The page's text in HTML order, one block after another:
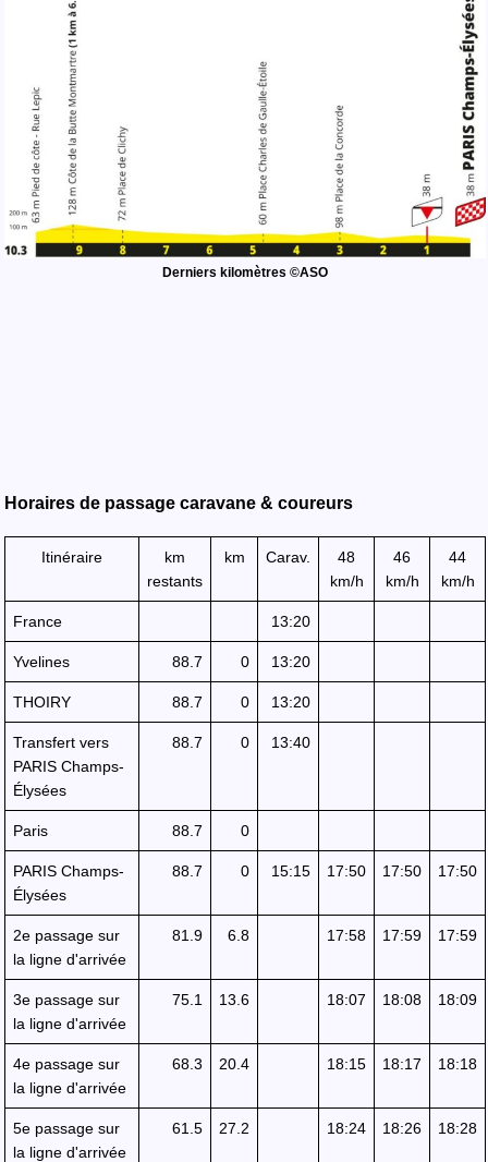
Derniers kilomètres ©ASO
Horaires de passage caravane & coureurs
Itinéraire
km
restants
km Carav.
48
km/h
46
km/h
44
km/h
France 13:20
Yvelines 88.7 0 13:20
THOIRY 88.7 0 13:20
Transfert vers
PARIS Champs-
Élysées
88.7 0 13:40
Paris 88.7 0
PARIS Champs-
Élysées
88.7 0 15:15 17:50 17:50 17:50
2e passage sur
la ligne d'arrivée
81.9 6.8 17:58 17:59 17:59
3e passage sur
la ligne d'arrivée
75.1 13.6 18:07 18:08 18:09
4e passage sur
la ligne d'arrivée
68.3 20.4 18:15 18:17 18:18
5e passage sur
la ligne d'arrivée
61.5 27.2 18:24 18:26 18:28